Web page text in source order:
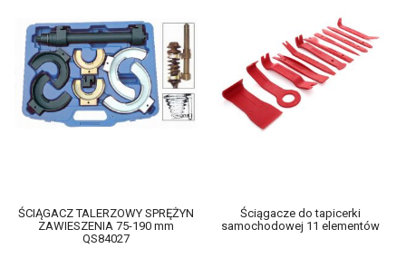
ŚCIĄGACZ TALERZOWY SPRĘŻYN
ZAWIESZENIA 75-190 mm
QS84027
Ściągacze do tapicerki
samochodowej 11 elementów